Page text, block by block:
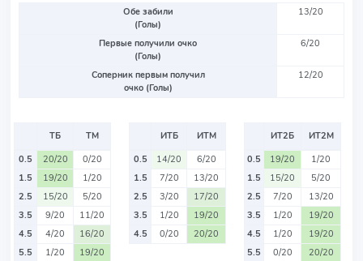
Обе забили
(Голы)
13/20
Первые получили очко
(Голы)
6/20
Соперник первым получил
очко (Голы)
12/20
ТБ
ТМ
0.5
20/20
0/20
1.5
19/20
1/20
2.5
15/20
5/20
3.5
9/20
11/20
4.5
4/20
16/20
5.5
1/20
19/20
ИТБ
ИТМ
0.5
14/20
6/20
1.5
7/20
13/20
2.5
3/20
17/20
3.5
1/20
19/20
4.5
0/20 20/20
ИТ2Б
ИТ2М
0.5
19/20
1/20
1.5
15/20
5/20
2.5
7/20
13/20
3.5
1/20
19/20
4.5
1/20
19/20
5.5
0/20 20/20